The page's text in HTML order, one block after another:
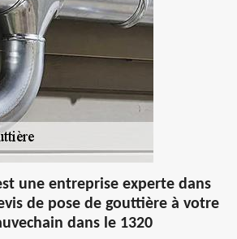
une entreprise experte dans
de pose de gouttière à votre
dans le 1320